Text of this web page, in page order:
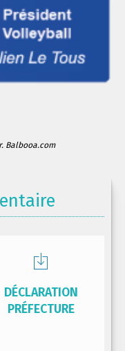
Balbooa.com
DÉCLARATION
PRÉFECTURE